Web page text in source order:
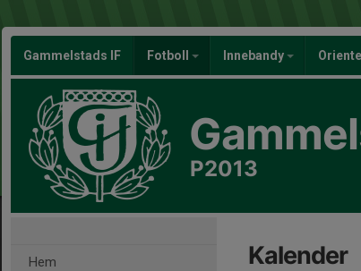
Gammelstads IF Fotboll Innebandy
P2013
Hem Kalender